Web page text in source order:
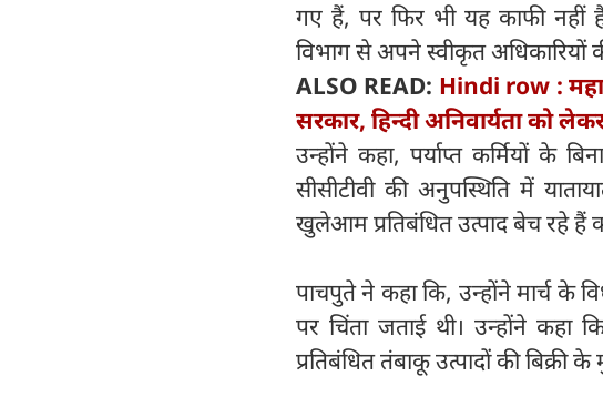
गए हैं, पर फिर भी यह काफी नहीं
विभाग से अपने स्वीकृत अधिकारियों
ALSO READ: Hindi row :
सरकार, हिन्दी अनिवार्यता को
उन्होंने कहा, पर्याप्त कर्मियों के
सीसीटीवी की अनुपस्थिति में
खुलेआम प्रतिबंधित उत्पाद बेच रहे हैं
पाचपुते ने कहा कि, उन्होंने मार्च के
पर चिंता जताई थी। उन्होंने कहा
प्रतिबंधित तंबाकू उत्पादों की बिक्री